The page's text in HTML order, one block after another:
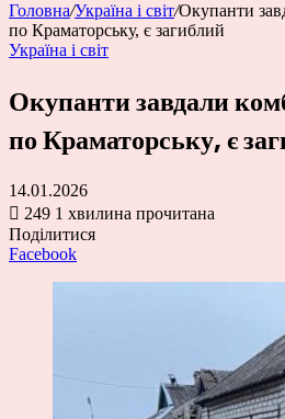
Головна/Україна і світ/Окупанти
по Краматорську, є загиблий
Україна і світ
Окупанти завдали
по Краматорську, є
14.01.2026
249 1 хвилина прочитана
Поділитися
Facebook